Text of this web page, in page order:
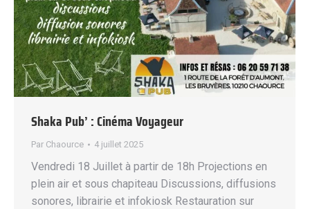
Shaka Pub’ : Cinéma Voyageur
Par Chaource 4 juillet 2025
Vendredi 18 Juillet à partir de 18h Projections en
plein air et sous chapiteau Discussions, diffusions
sonores, librairie et infokiosk Restauration sur